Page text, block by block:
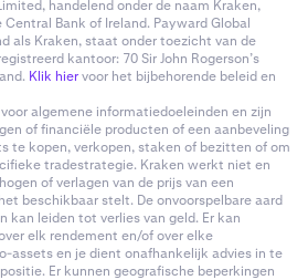
handelend onder de naam Kraken,
Bank of Ireland. Payward Global
als Kraken, staat onder toezicht van de
kantoor: 70 Sir John Rogerson’s
Klik hiervoor het bijbehorende beleid en
algemene informatiedoeleinden en zijn
of financiële producten of een aanbeveling
te kopen, verkopen, staken of bezitten of om
tradestrategie. Kraken werkt niet en
of verlagen van de prijs van een
beschikbaar stelt. De onvoorspelbare aard
leiden tot verlies van geld. Er kan
elk rendement en/of over elke
assets en je dient onafhankelijk advies in te
Er kunnen geografische beperkingen